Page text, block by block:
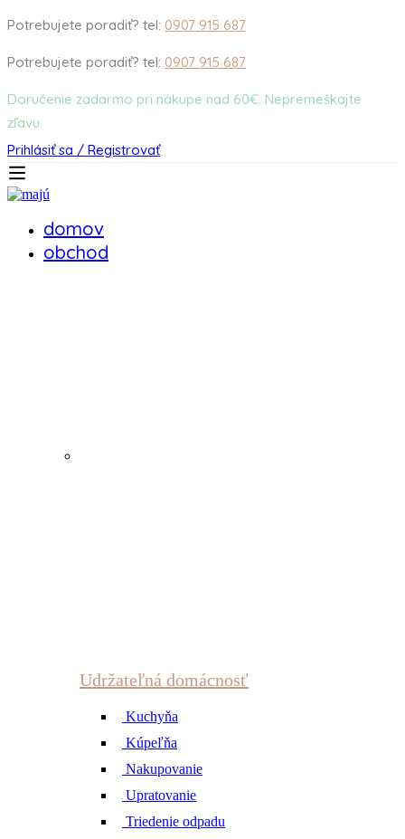
Potrebujete poradiť? tel: 0907 915 687
Potrebujete poradiť? tel: 0907 915 687
Doručenie zadarmo pri nákupe nad 60€. Nepremeškajte
zľavu.
Prihlásiť sa / Registrovať
domov
obchod
Udržateľná domácnosť
Kuchyňa
Kúpeľňa
Nakupovanie
Upratovanie
Triedenie odpadu